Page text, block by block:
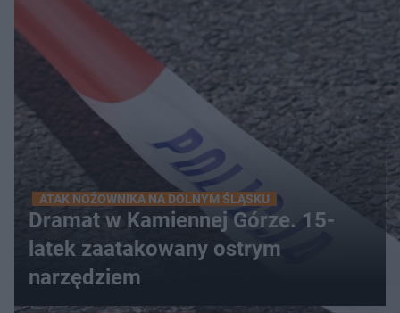
ATAK NOŻOWNIKA NA DOLNYM ŚLĄSKU
Dramat w Kamiennej Górze. 15-
latek zaatakowany ostrym
narzędziem